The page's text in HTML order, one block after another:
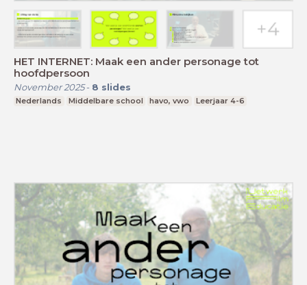
HET INTERNET: Maak een ander personage tot
hoofdpersoon
November 2025- 8 slides
Nederlands Middelbare school havo, vwo Leerjaar 4-6